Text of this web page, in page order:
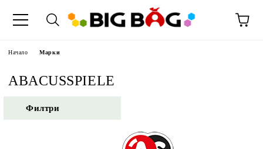
Начало Марки
ABACUSSPIELE
Филтри